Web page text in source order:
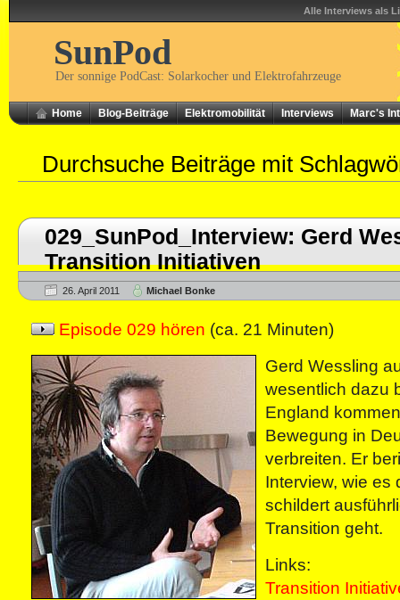
Alle Interviews als
SunPod
Der sonnige PodCast: Solarkocher und Elektrofahrzeuge
Home Blog-Beiträge Elektromobilität Interviews Marc's
Durchsuche Beiträge mit
029_SunPod_Interview: Gerd
Transition Initiativen
26. April 2011 Michael Bonke
Episode 029 hören (ca. 21 Minuten)
Gerd Wessling
wesentlich dazu
England
Bewegung in
verbreiten. Er
Interview, wie es
schildert
Transition geht.
Links:
Transition